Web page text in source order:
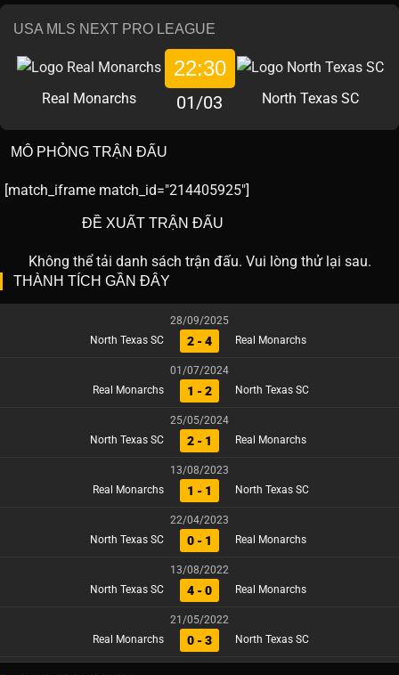
USA MLS NEXT PRO LEAGUE
Real Monarchs
22:30
01/03 North Texas SC
MÔ PHỎNG TRẬN ĐẤU
match_id="214405925"]
ĐỀ XUẤT TRẬN ĐẤU
Không thể tải danh sách trận đấu. Vui lòng thử lại sau.
THÀNH TÍCH GẦN ĐÂY
28/09/2025
North Texas SC
2 - 4 Real Monarchs
01/07/2024
Real Monarchs
1 - 2 North Texas SC
25/05/2024
North Texas SC
2 - 1 Real Monarchs
13/08/2023
Real Monarchs
1 - 1 North Texas SC
22/04/2023
North Texas SC
0 - 1 Real Monarchs
13/08/2022
North Texas SC
4 - 0 Real Monarchs
21/05/2022
Real Monarchs
0 - 3 North Texas SC